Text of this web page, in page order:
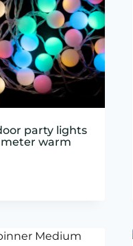
party lights
meter warm